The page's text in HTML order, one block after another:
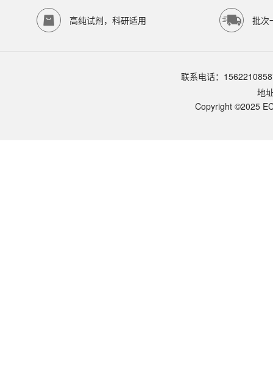
ECOTOP SCIENTIFIC
参照产品说明书中的保存条件。一般生物科研试剂建议在2-8℃或-
SCIENTIFIC常规库存产品一般1-3个工作日内发货。如遇缺
高纯试剂，科研适用 批次
联系电话：
地
Copyright ©2025